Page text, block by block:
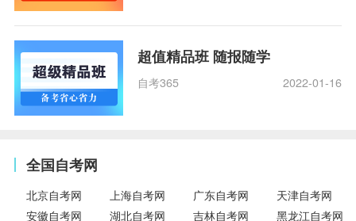
超值精品班 随报随学
自考365 2022-01-16
全国自考网
北京自考网 上海自考网 广东自考网
天津自考网
安徽自考网
湖北自考网 吉林自考网 黑龙江自考网